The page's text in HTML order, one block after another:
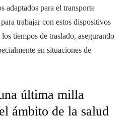
adaptados para el transporte
trabajar con estos dispositivos
tiempos de traslado, asegurando
en situaciones de
última milla
ámbito de la salud